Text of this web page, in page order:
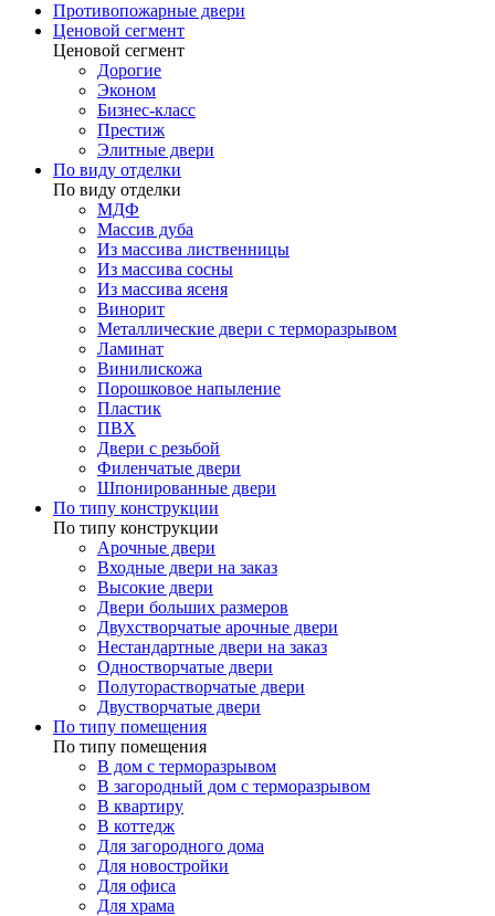
Противопожарные двери
Ценовой сегмент
Ценовой сегмент
Дорогие
Эконом
Бизнес-класс
Престиж
Элитные двери
По виду отделки
По виду отделки
МДФ
Массив дуба
Из массива лиственницы
Из массива сосны
Из массива ясеня
Винорит
Металлические двери с терморазрывом
Ламинат
Винилискожа
Порошковое напыление
Пластик
ПВХ
Двери с резьбой
Филенчатые двери
Шпонированные двери
По типу конструкции
По типу конструкции
Арочные двери
Входные двери на заказ
Высокие двери
Двери больших размеров
Двухстворчатые арочные двери
Нестандартные двери на заказ
Одностворчатые двери
Полуторастворчатые двери
Двустворчатые двери
По типу помещения
По типу помещения
В дом с терморазрывом
В загородный дом с терморазрывом
В квартиру
В коттедж
Для загородного дома
Для новостройки
Для офиса
Для храма